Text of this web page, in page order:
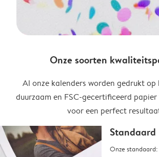
Onze soorten
Al onze kalenders worden gedrukt
duurzaam en FSC-gecertificeerd
voor een perfect
Standaard
Onze